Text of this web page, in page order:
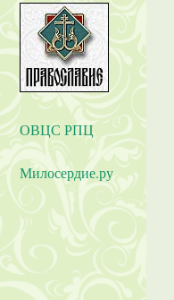
ОВЦС РПЦ
Милосердие.ру